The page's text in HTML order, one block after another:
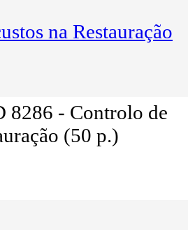
na Restauração
8286 - Controlo de
(50 p.)